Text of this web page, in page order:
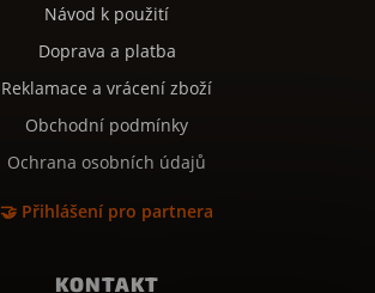
Návod k použití
Doprava a platba
Reklamace a vrácení zboží
Obchodní podmínky
Ochrana osobních údajů
🤝 Přihlášení pro partnera
KONTAKT